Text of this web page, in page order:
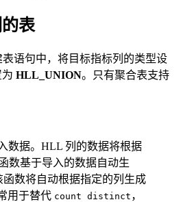
表
语句中，将目标指标列的类型设
HLL_UNION。只有聚合表支持
数据。HLL 列的数据将根据
数基于导入的数据自动生
数将自动根据指定的列生成
用于替代 count distinct ，